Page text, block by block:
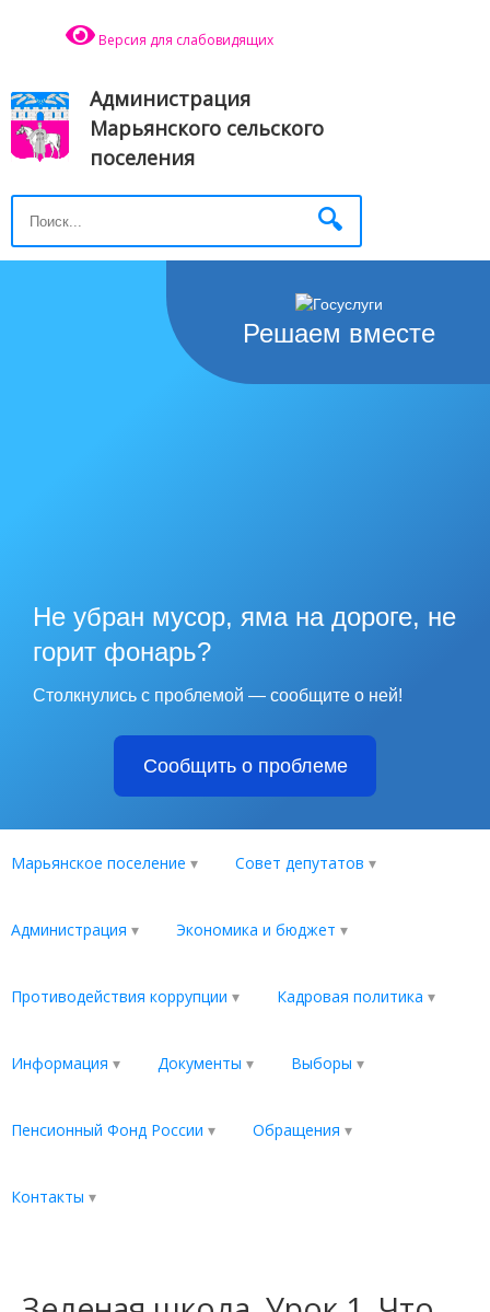
Версия для слабовидящих
Администрация
Марьянского сельского
поселения
Решаем вместе
Не убран мусор, яма на дороге, не
горит фонарь?
Столкнулись с проблемой — сообщите о ней!
Сообщить о проблеме
Марьянское поселение Совет депутатов
Администрация Экономика и бюджет
Противодействия коррупции Кадровая политика
Информация Документы Выборы
Пенсионный Фонд России Обращения
Контакты